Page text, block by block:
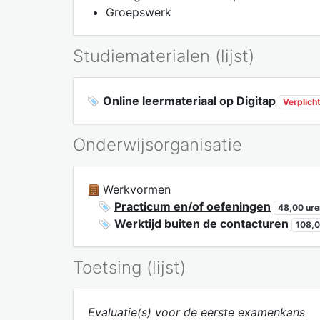
Groepswerk
Studiematerialen (lijst)
Online leermateriaal op Digitap Verplicht
Onderwijsorganisatie
Werkvormen
Practicum en/of oefeningen
48,00
Werktijd buiten de contacturen
Toetsing (lijst)
Evaluatie(s) voor de eerste examenkans